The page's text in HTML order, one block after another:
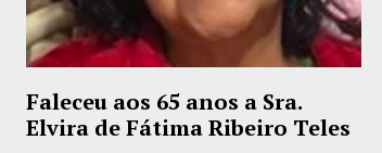
Faleceu aos 65 anos a Sra.
Elvira de Fátima Ribeiro Teles